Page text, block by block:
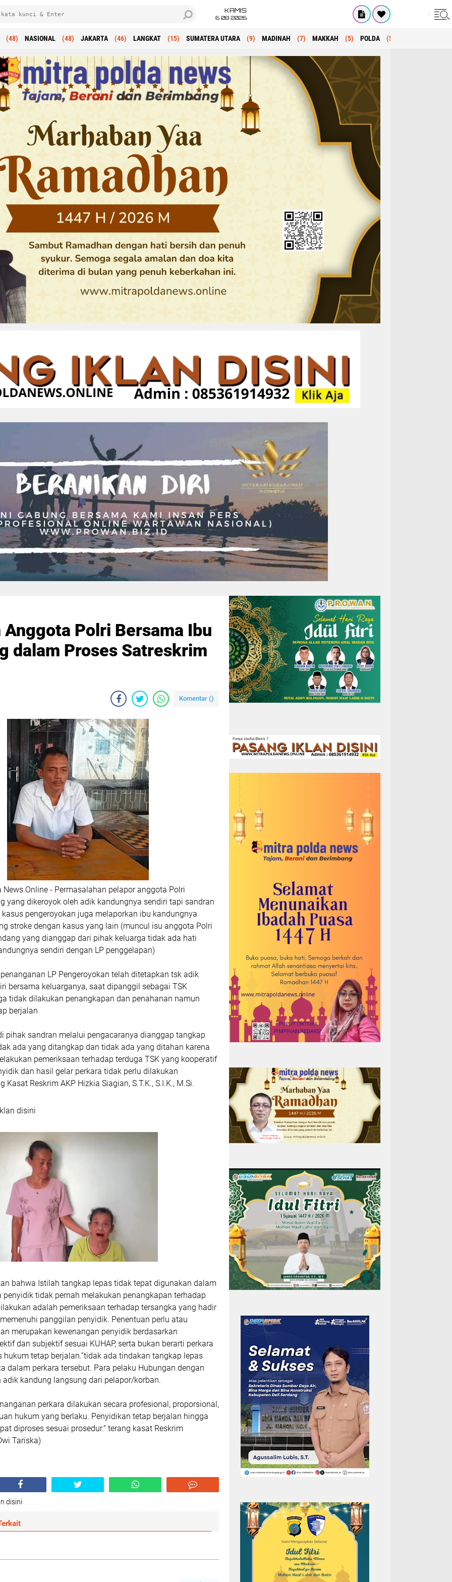
KAMIS
6 08 2026
(48) NASIONAL (48) JAKARTA (46) LANGKAT (15) SUMATERA UTARA (9) MADINAH (7) MAKKAH (5) POLDA (5)
Polri Bersama Ibu
dalam Proses Satreskrim
Komentar ()
News.Online - Permasalahan pelapor anggota Polri
yang dikeroyok oleh adik kandungnya sendiri tapi sandran
pengeroyokan juga melaporkan ibu kandungnya
stroke dengan kasus yang lain (muncul isu anggota Polri
yang dianggap dari pihak keluarga tidak ada hati
sendiri dengan LP penggelapan)
LP Pengeroyokan telah ditetapkan tsk adik
bersama keluarganya, saat dipanggil sebagai TSK
tidak dilakukan penangkapan dan penahanan namun
berjalan
pihak sandran melalui pengacaranya dianggap tangkap
ada yang ditangkap dan tidak ada yang ditahan karena
pemeriksaan terhadap terduga TSK yang kooperatif
dan hasil gelar perkara tidak perlu dilakukan
Kasat Reskrim AKP Hizkia Siagian, S.T.K., S.I.K., M.Si.
disini
bahwa Istilah tangkap lepas tidak tepat digunakan dalam
penyidik tidak pernah melakukan penangkapan terhadap
adalah pemeriksaan terhadap tersangka yang hadir
panggilan penyidik. Penentuan perlu atau
merupakan kewenangan penyidik berdasarkan
dan subjektif sesuai KUHAP, serta bukan berarti perkara
hukum tetap berjalan.”tidak ada tindakan tangkap lepas
dalam perkara tersebut. Para pelaku Hubungan dengan
adik kandung langsung dari pelapor/korban.
perkara dilakukan secara profesional, proporsional,
hukum yang berlaku. Penyidikan tetap berjalan hingga
diproses sesuai prosedur.” terang kasat Reskrim
Tariska)
disini